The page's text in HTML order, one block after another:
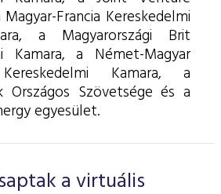
Francia Kereskedelmi
a Magyarországi Brit
Kamara, a Német-Magyar
Kamara, a
Országos Szövetsége és a
egyesület.
a virtuális